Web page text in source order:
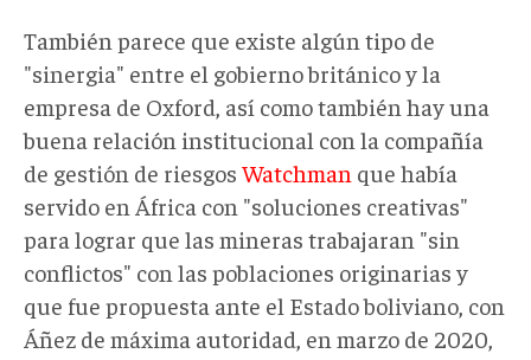
También parece que existe algún tipo de
"sinergia" entre el gobierno británico y la
empresa de Oxford, así como también hay una
buena relación institucional con la compañía
de gestión de riesgos Watchman que había
servido en África con "soluciones creativas"
para lograr que las mineras trabajaran "sin
conflictos" con las poblaciones originarias y
que fue propuesta ante el Estado boliviano, con
Áñez de máxima autoridad, en marzo de 2020,